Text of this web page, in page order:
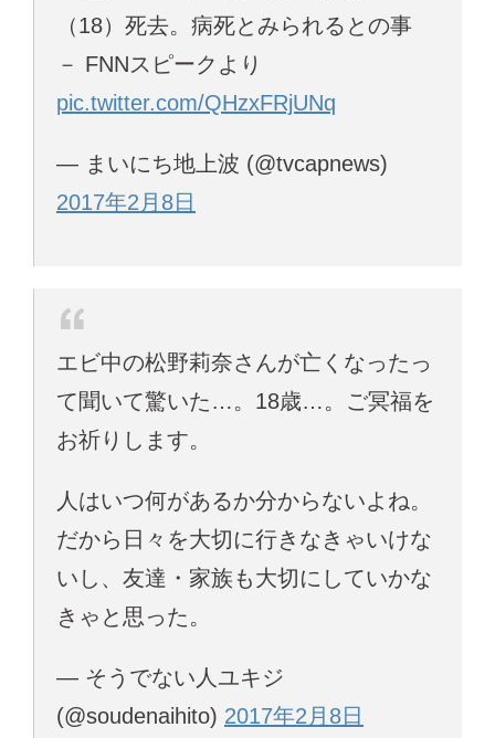
（18）死去。病死とみられるとの事
－ FNNスピークより
pic.twitter.com/QHzxFRjUNq
— まいにち地上波 (@tvcapnews)
2017年2月8日
エビ中の松野莉奈さんが亡くなったっ
て聞いて驚いた…。18歳…。ご冥福を
お祈りします。
人はいつ何があるか分からないよね。
だから日々を大切に行きなきゃいけな
いし、友達・家族も大切にしていかな
きゃと思った。
— そうでない人ユキジ
(@soudenaihito) 2017年2月8日